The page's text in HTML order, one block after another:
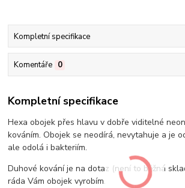
Kompletní specifikace
Komentáře 0
Kompletní specifikace
Hexa obojek přes hlavu v dobře viditelné
kováním. Obojek se neodírá, nevytahuje a je
ale odolá i bakteriím.
Duhové kování je na dotaz (není to běžná
ráda Vám obojek vyrobím.